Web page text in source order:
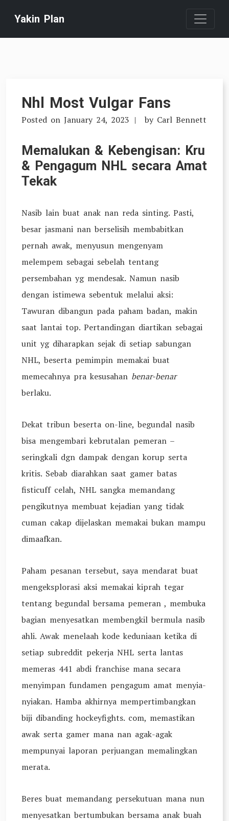
content
Yakin Plan
Nhl Most Vulgar Fans
Posted on January 24, 2023 by Carl Bennett
Memalukan & Kebengisan: Kru
& Pengagum NHL secara Amat
Tekak
Nasib lain buat anak nan reda sinting. Pasti,
besar jasmani nan berselisih membabitkan
pernah awak, menyusun mengenyam
melempem sebagai sebelah tentang
persembahan yg mendesak. Namun nasib
dengan istimewa sebentuk melalui aksi:
Tawuran dibangun pada paham badan, makin
saat lantai top. Pertandingan diartikan sebagai
unit yg diharapkan sejak di setiap sabungan
NHL, beserta pemimpin memakai buat
memecahnya pra kesusahan benar-benar
berlaku.
Dekat tribun beserta on-line, begundal nasib
bisa mengembari kebrutalan pemeran –
seringkali dgn dampak dengan korup serta
kritis. Sebab diarahkan saat gamer batas
fisticuff celah, NHL sangka memandang
pengikutnya membuat kejadian yang tidak
cuman cakap dijelaskan memakai bukan mampu
dimaafkan.
Paham pesanan tersebut, saya mendarat buat
mengeksplorasi aksi memakai kiprah tegar
tentang begundal bersama pemeran , membuka
bagian menyesatkan membengkil bermula nasib
ahli. Awak menelaah kode keduniaan ketika di
setiap subreddit pekerja NHL serta lantas
memeras 441 abdi franchise mana secara
menyimpan fundamen pengagum amat menyia-
nyiakan. Hamba akhirnya mempertimbangkan
biji dibanding hockeyfights. com, memastikan
awak serta gamer mana nan agak-agak
mempunyai laporan perjuangan memalingkan
merata.
Beres buat memandang persekutuan mana nun
menyesatkan bertumbukan bersama anak buah